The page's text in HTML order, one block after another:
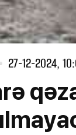
27-12-2024,